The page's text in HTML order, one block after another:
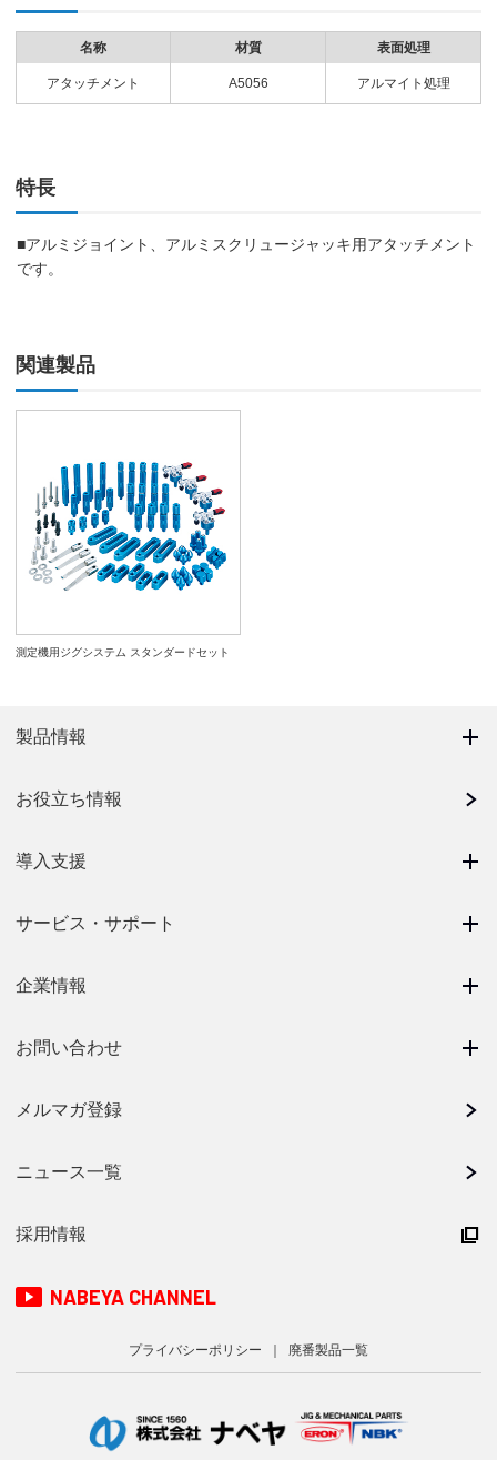
名称 材質 表面処理
アタッチメント A5056 アルマイト処理
特長
■アルミジョイント、アルミスクリュージャッキ用アタッチメント
です。
関連製品
測定機用ジグシステム スタンダードセット
製品情報
お役立ち情報
導入支援
サービス・サポート
企業情報
お問い合わせ
メルマガ登録
ニュース一覧
採用情報
NABEYA CHANNEL
プライバシーポリシー 廃番製品一覧